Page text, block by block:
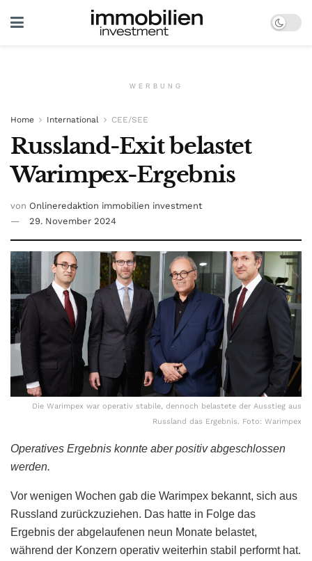
WERBUNG
Home International CEE/SEE
Russland-Exit belastet
Warimpex-Ergebnis
von Onlineredaktion immobilien investment
29. November 2024
Die Warimpex war operativ stabile, dennoch belastete der Ausstieg aus
Russland das Ergebnis. Foto: Warimpex
Operatives Ergebnis konnte aber positiv abgeschlossen
werden.
Vor wenigen Wochen gab die Warimpex bekannt, sich aus
Russland zurückzuziehen. Das hatte in Folge das
Ergebnis der abgelaufenen neun Monate belastet,
während der Konzern operativ weiterhin stabil performt hat.